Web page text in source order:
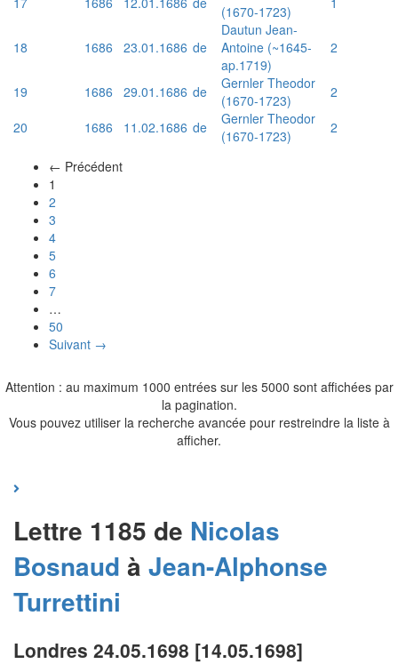
(1670-1723)
18 1686 23.01.1686 de
Dautun Jean-
Antoine (~1645-
ap.1719)
2
19 1686 29.01.1686 de
Gernler Theodor
(1670-1723)
2
20
1686 11.02.1686 de
Gernler Theodor
(1670-1723)
2
← Précédent
1
2
3
4
5
6
7
…
50
Suivant →
Attention : au maximum 1000 entrées sur les 5000 sont affichées par
la pagination.
Vous pouvez utiliser la recherche avancée pour restreindre la liste à
afficher.
Lettre 1185 de Nicolas
Bosnaud à Jean-Alphonse
Turrettini
Londres 24.05.1698 [14.05.1698]